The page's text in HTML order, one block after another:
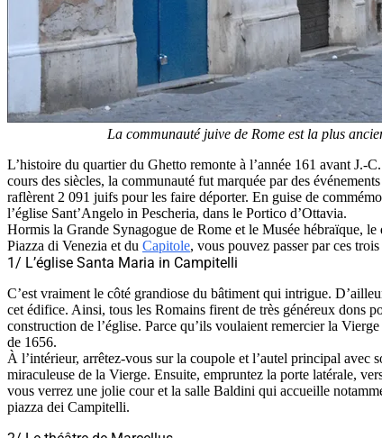
La communauté juive de Rome est la plus
L’histoire du quartier du Ghetto remonte à l’année 161 avant J.-
cours des siècles, la communauté fut marquée par des
raflèrent 2 091 juifs pour les faire déporter. En guise de
l’église Sant’Angelo in Pescheria, dans le Portico d’Ottavia.
Hormis la Grande Synagogue de Rome et le Musée hébraïque,
Piazza di Venezia et du Capitole, vous pouvez passer par ces
1/ L’église Santa Maria in Campitelli
C’est vraiment le côté grandiose du bâtiment qui intrigue.
cet édifice. Ainsi, tous les Romains firent de très généreux dons
construction de l’église. Parce qu’ils voulaient remercier la
de 1656.
À l’intérieur, arrêtez-vous sur la coupole et l’autel principal avec
miraculeuse de la Vierge. Ensuite, empruntez la porte latérale,
vous verrez une jolie cour et la salle Baldini qui accueille
piazza dei Campitelli.